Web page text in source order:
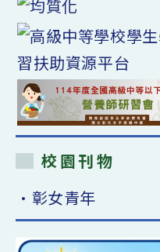
校園刊物
•彰女青年